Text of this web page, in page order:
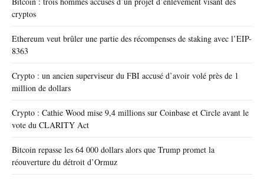
cryptos
Ethereum veut brûler une partie des récompenses de staking avec l’EIP-
8363
Crypto : un ancien superviseur du FBI accusé d’avoir volé près de 1
million de dollars
Crypto : Cathie Wood mise 9,4 millions sur Coinbase et Circle avant le
vote du CLARITY Act
Bitcoin repasse les 64 000 dollars alors que Trump promet la
réouverture du détroit d’Ormuz